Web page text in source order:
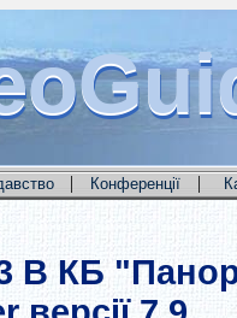
| Конференції |
В КБ